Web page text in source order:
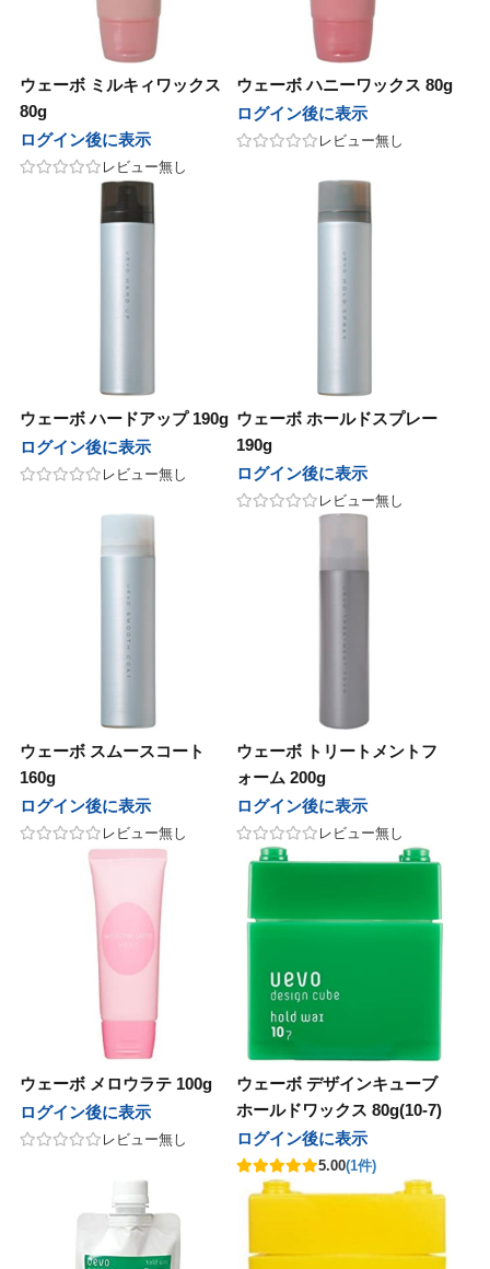
グランデックス
BCA PRODUCT
sinsコスメティックス
ユニゾン
ヤーマン
ウェーボ ミルキィワックス
80g
ログイン後に表示
レビュー無し
ウェーボ ハニーワックス 80g
ログイン後に表示
レビュー無し
ウェーボ ハードアップ 190g
ログイン後に表示
レビュー無し
ウェーボ ホールドスプレー
190g
ログイン後に表示
レビュー無し
ウェーボ スムースコート
160g
ログイン後に表示
レビュー無し
ウェーボ トリートメントフ
ォーム 200g
ログイン後に表示
レビュー無し
ウェーボ メロウラテ 100g
ログイン後に表示
レビュー無し
ウェーボ デザインキューブ
ホールドワックス 80g(10-7)
ログイン後に表示
5.00(1件)
スメティックス
ン
ン